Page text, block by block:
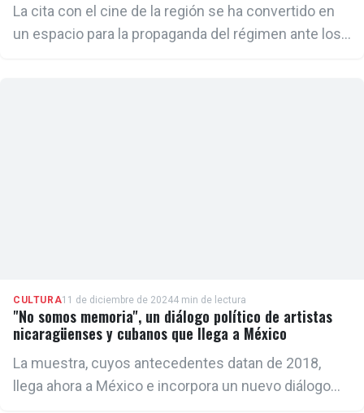
La cita con el cine de la región se ha convertido en
un espacio para la propaganda del régimen ante los
CULTURA11 de diciembre de 20244 min de lectura
"No somos memoria", un diálogo político de artistas
nicaragüenses y cubanos que llega a México
La muestra, cuyos antecedentes datan de 2018,
llega ahora a México e incorpora un nuevo diálogo